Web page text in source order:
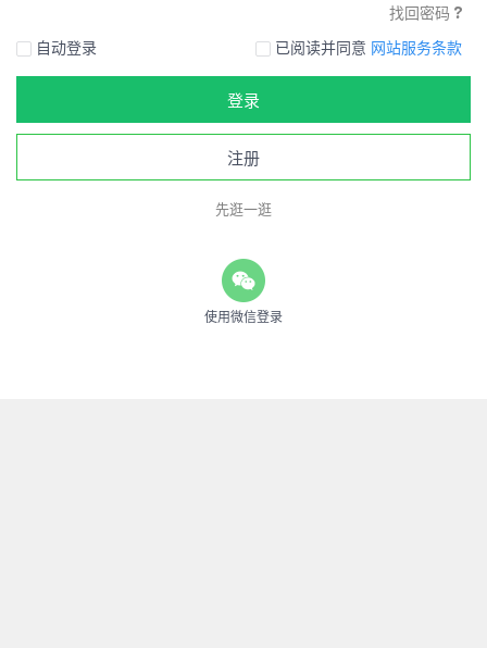
找回密码
自动登录
已阅读并同意 网站服务条款
登录
注册
先逛一逛
使用微信登录